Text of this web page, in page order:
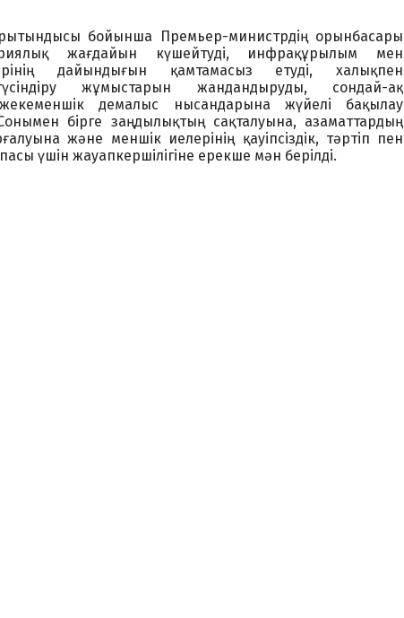
бойынша Премьер-министрдің орынбасары
жағдайын күшейтуді, инфрақұрылым мен
дайындығын қамтамасыз етуді, халықпен
жұмыстарын жандандыруды, сондай-ақ
демалыс нысандарына жүйелі бақылау
бірге заңдылықтың сақталуына, азаматтардың
және меншік иелерінің қауіпсіздік, тәртіп пен
үшін жауапкершілігіне ерекше мән берілді.